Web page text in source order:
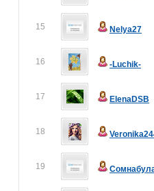
15 Nelya27
16 -Luchik-
17 ElenaDSB
18
19